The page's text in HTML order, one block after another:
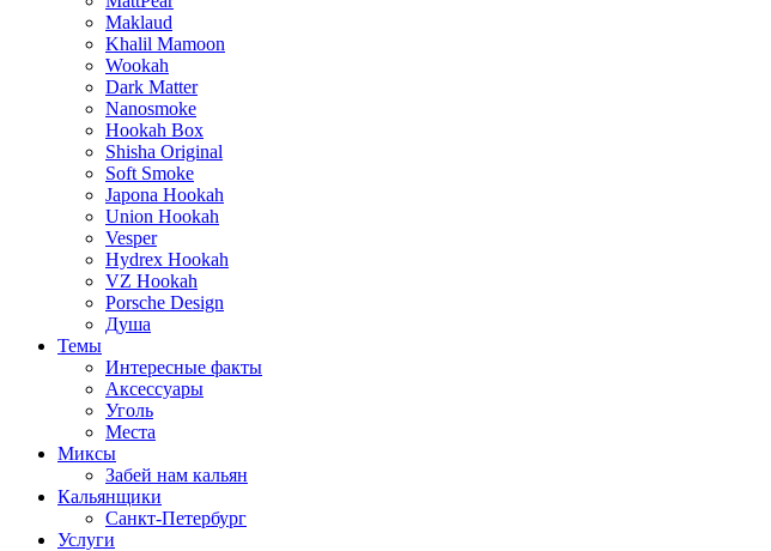
Maklaud
Khalil Mamoon
Wookah
Dark Matter
Nanosmoke
Hookah Box
Shisha Original
Soft Smoke
Japona Hookah
Union Hookah
Vesper
Hydrex Hookah
VZ Hookah
Porsche Design
Душа
Темы
Интересные факты
Аксессуары
Уголь
Места
Миксы
Забей нам кальян
Кальянщики
Санкт-Петербург
Услуги